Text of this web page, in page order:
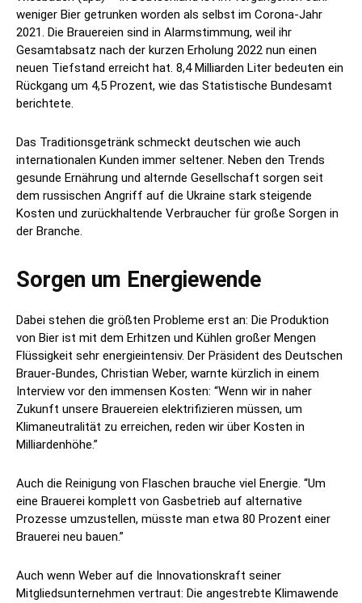
weniger Bier getrunken worden als selbst im Corona-Jahr
2021. Die Brauereien sind in Alarmstimmung, weil ihr
Gesamtabsatz nach der kurzen Erholung 2022 nun einen
neuen Tiefstand erreicht hat. 8,4 Milliarden Liter bedeuten ein
Rückgang um 4,5 Prozent, wie das Statistische Bundesamt
berichtete.
Das Traditionsgetränk schmeckt deutschen wie auch
internationalen Kunden immer seltener. Neben den Trends
gesunde Ernährung und alternde Gesellschaft sorgen seit
dem russischen Angriff auf die Ukraine stark steigende
Kosten und zurückhaltende Verbraucher für große Sorgen in
der Branche.
Sorgen um Energiewende
Dabei stehen die größten Probleme erst an: Die Produktion
von Bier ist mit dem Erhitzen und Kühlen großer Mengen
Flüssigkeit sehr energieintensiv. Der Präsident des Deutschen
Brauer-Bundes, Christian Weber, warnte kürzlich in einem
Interview vor den immensen Kosten: “Wenn wir in naher
Zukunft unsere Brauereien elektrifizieren müssen, um
Klimaneutralität zu erreichen, reden wir über Kosten in
Milliardenhöhe.”
Auch die Reinigung von Flaschen brauche viel Energie. “Um
eine Brauerei komplett von Gasbetrieb auf alternative
Prozesse umzustellen, müsste man etwa 80 Prozent einer
Brauerei neu bauen.”
Auch wenn Weber auf die Innovationskraft seiner
Mitgliedsunternehmen vertraut: Die angestrebte Klimawende